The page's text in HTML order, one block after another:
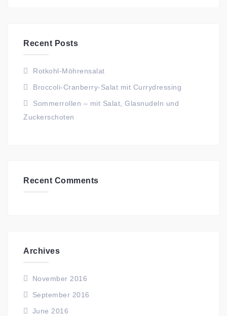
Recent Posts
Rotkohl-Möhrensalat
Broccoli-Cranberry-Salat mit Currydressing
Sommerrollen – mit Salat, Glasnudeln und
Zuckerschoten
Recent Comments
Archives
November 2016
September 2016
June 2016